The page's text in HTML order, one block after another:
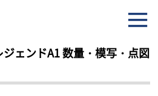
レジェンドA1 数量・模写・点図形
ジェンドA1 数量・模写・点図